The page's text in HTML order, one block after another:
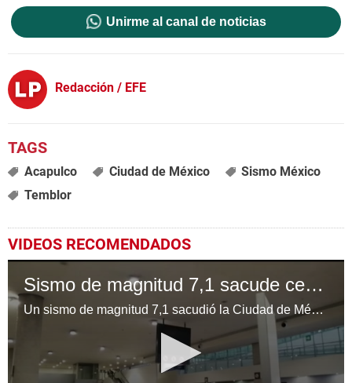
Unirme al canal de noticias
Redacción / EFE
Acapulco Ciudad de México
Sismo México
Temblor
VIDEOS RECOMENDADOS
Sismo de magnitud 7,1 sacude centro de México
Un sismo de magnitud 7,1 sacudió la Ciudad de México y regiones aledañas la noche del martes, dejando hasta el momento un fallecido pero tras la caída de un poste.